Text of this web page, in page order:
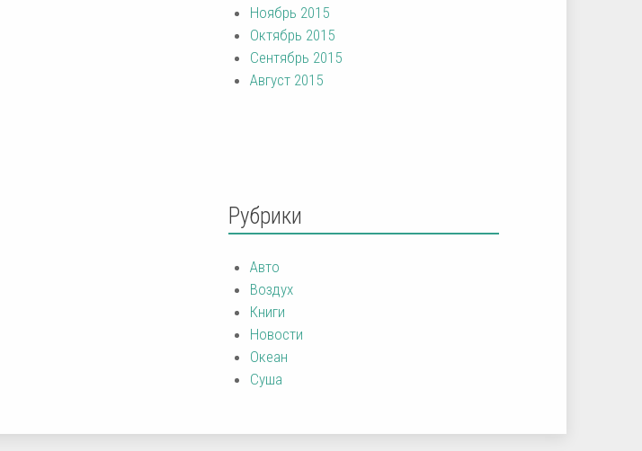
Ноябрь 2015
Октябрь 2015
Сентябрь 2015
Август 2015
Рубрики
Авто
Воздух
Книги
Новости
Океан
Суша